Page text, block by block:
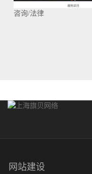
咨询/法律
网站建设